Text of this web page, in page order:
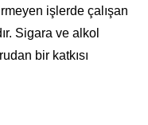
işlerde çalışan
Sigara ve alkol
bir katkısı